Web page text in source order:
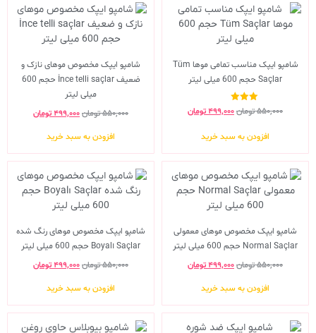
شامپو ایپک مناسب تمامی موها Tüm
Saçlar حجم 600 میلی لیتر
نمره
3.00
۵۵۰,۰۰۰تومان۴۹۹,۰۰۰تومان
افزودن به سبد خرید
شامپو ایپک مخصوص موهای نازک و
ضعیف İnce telli saçlar حجم 600
میلی لیتر
۵۵۰,۰۰۰تومان۴۹۹,۰۰۰تومان
افزودن به سبد خرید
شامپو ایپک مخصوص موهای معمولی
Normal Saçlar حجم 600 میلی لیتر
۵۵۰,۰۰۰تومان۴۹۹,۰۰۰تومان
افزودن به سبد خرید
شامپو ایپک مخصوص موهای رنگ شده
Boyalı Saçlar حجم 600 میلی لیتر
۵۵۰,۰۰۰تومان۴۹۹,۰۰۰تومان
افزودن به سبد خرید